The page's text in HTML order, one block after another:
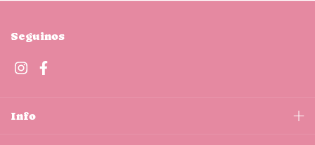
Seguinos
Info